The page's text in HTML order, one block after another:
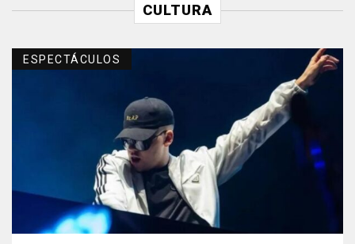
CULTURA
ESPECTÁCULOS